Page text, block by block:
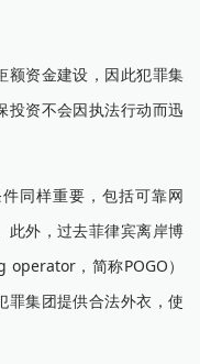
资金建设，因此犯罪集
投资不会因执法行动而迅
同样重要，包括可靠网
此外，过去菲律宾离岸博
，简称POGO）
罪集团提供合法外衣，使